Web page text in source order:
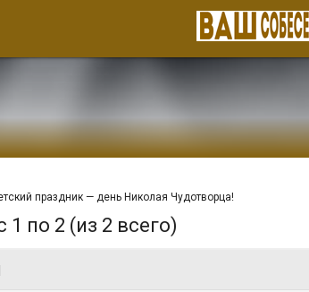
праздник — день Николая Чудотворца!
по 2 (из 2 всего)